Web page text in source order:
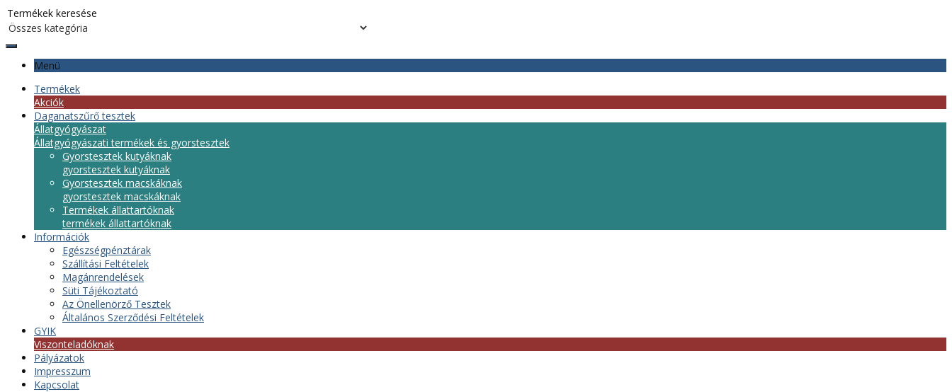
Menü
Termékek
Akciók
Daganatszűrő tesztek
Állatgyógyászat
Állatgyógyászati termékek és gyorstesztek
Gyorstesztek kutyáknak
gyorstesztek kutyáknak
Gyorstesztek macskáknak
gyorstesztek macskáknak
Termékek állattartóknak
termékek állattartóknak
Információk
Egészségpénztárak
Szállítási Feltételek
Magánrendelések
Süti Tájékoztató
Az Önellenörző Tesztek
Általános Szerződési Feltételek
GYIK
Viszonteladóknak
Pályázatok
Impresszum
Kapcsolat